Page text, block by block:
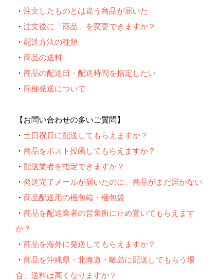
・ 注文したものとは違う商品が届いた
・ 注文後に「商品」を変更できますか？
・ 配送方法の種類
・ 商品の送料
・ 商品の配送日・配送時間を指定したい
・ 同梱発送について
【お問い合わせの多いご質問】
・ 土日祝日に配送してもらえますか？
・ 商品をポスト投函してもらえますか？
・ 配送業者を指定できますか？
・ 発送完了メールが届いたのに、商品がまだ届かない
・ 商品配送用の梱包箱・梱包袋
・ 商品を配送業者の営業所に止め置いてもらえます
か？
・ 商品を海外に発送してもらえますか？
・ 商品を沖縄県・北海道・離島に配送してもらう場
合、送料は高くなりますか？